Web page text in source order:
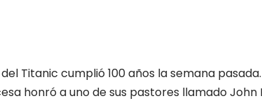
Titanic cumplió 100 años la semana
honró a uno de sus pastores llamado John